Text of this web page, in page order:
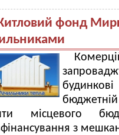
фонд
місцевого
з